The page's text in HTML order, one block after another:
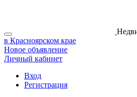
в Красноярском крае
Новое объявление
Личный кабинет
Вход
Регистрация